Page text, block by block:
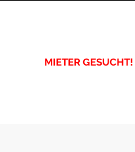
MIETER GESUCHT!